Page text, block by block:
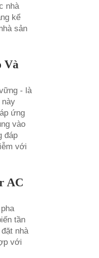
nhà
kể
sản
Và
- là
này
ứng
vào
đáp
với
AC
tần
nhà
với